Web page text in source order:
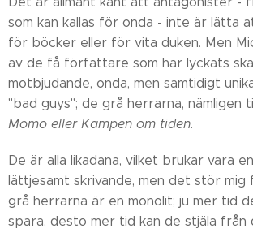
som kan kallas för onda - inte är lätta
för böcker eller för vita duken. Men
av de få författare som har lyckats
motbjudande, onda, men samtidigt
"bad guys"; de grå herrarna, nämligen
Momo eller Kampen om tiden.
De är alla likadana, vilket brukar vara
lättjesamt skrivande, men det stör mig
grå herrarna är en monolit; ju mer tid
spara, desto mer tid kan de stjäla från